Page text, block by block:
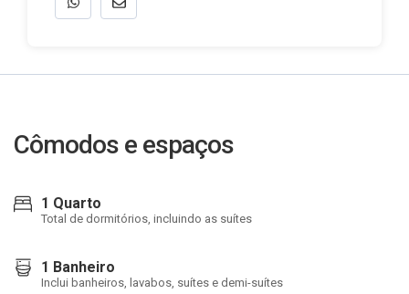
Cômodos e espaços
1 Quarto
Total de dormitórios, incluindo as suítes
1 Banheiro
Inclui banheiros, lavabos, suítes e demi-suítes